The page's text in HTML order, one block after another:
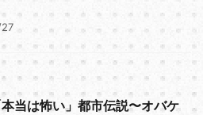
当は怖い」都市伝説〜オバケ